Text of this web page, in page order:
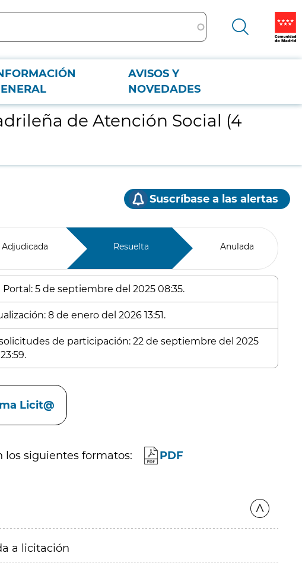
AVISOS Y
NOVEDADES
de Atención Social (4
Suscríbase a las alertas
Adjudicada Resuelta Anulada
5 de septiembre del 2025 08:35.
8 de enero del 2026 13:51.
de participación: 22 de septiembre del 2025
23:59.
Licit@
los siguientes formatos: PDF
a licitación